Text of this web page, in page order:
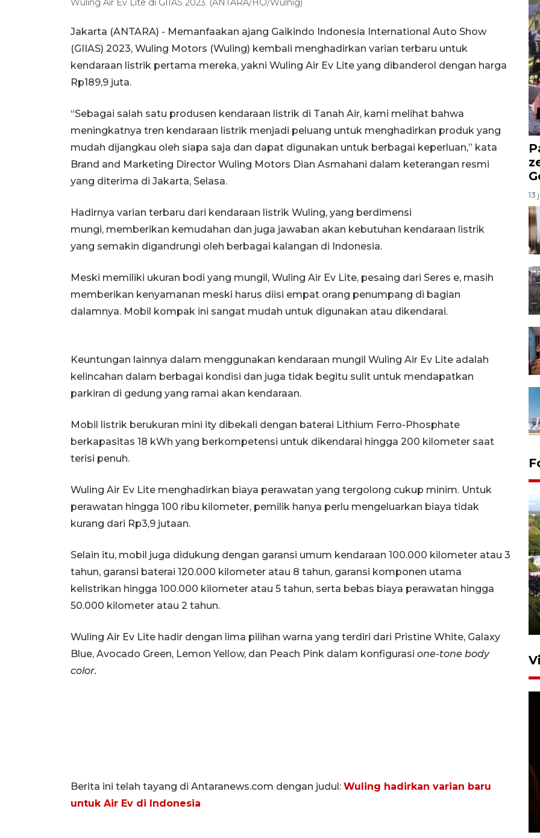
Wuling Air Ev Lite di GIIAS 2023. (ANTARA/HO/Wulnig)
Jakarta (ANTARA) - Memanfaakan ajang Gaikindo Indonesia International Auto Show
(GIIAS) 2023, Wuling Motors (Wuling) kembali menghadirkan varian terbaru untuk
kendaraan listrik pertama mereka, yakni Wuling Air Ev Lite yang dibanderol dengan harga
Rp189,9 juta.
“Sebagai salah satu produsen kendaraan listrik di Tanah Air, kami melihat bahwa
meningkatnya tren kendaraan listrik menjadi peluang untuk menghadirkan produk yang
mudah dijangkau oleh siapa saja dan dapat digunakan untuk berbagai keperluan,” kata
Brand and Marketing Director Wuling Motors Dian Asmahani dalam keterangan resmi
yang diterima di Jakarta, Selasa.
Hadirnya varian terbaru dari kendaraan listrik Wuling, yang berdimensi
mungi, memberikan kemudahan dan juga jawaban akan kebutuhan kendaraan listrik
yang semakin digandrungi oleh berbagai kalangan di Indonesia.
Meski memiliki ukuran bodi yang mungil, Wuling Air Ev Lite, pesaing dari Seres e, masih
memberikan kenyamanan meski harus diisi empat orang penumpang di bagian
dalamnya. Mobil kompak ini sangat mudah untuk digunakan atau dikendarai.
Keuntungan lainnya dalam menggunakan kendaraan mungil Wuling Air Ev Lite adalah
kelincahan dalam berbagai kondisi dan juga tidak begitu sulit untuk mendapatkan
parkiran di gedung yang ramai akan kendaraan.
Mobil listrik berukuran mini ity dibekali dengan baterai Lithium Ferro-Phosphate
berkapasitas 18 kWh yang berkompetensi untuk dikendarai hingga 200 kilometer saat
terisi penuh.
Wuling Air Ev Lite menghadirkan biaya perawatan yang tergolong cukup minim. Untuk
perawatan hingga 100 ribu kilometer, pemilik hanya perlu mengeluarkan biaya tidak
kurang dari Rp3,9 jutaan.
Selain itu, mobil juga didukung dengan garansi umum kendaraan 100.000 kilometer atau 3
tahun, garansi baterai 120.000 kilometer atau 8 tahun, garansi komponen utama
kelistrikan hingga 100.000 kilometer atau 5 tahun, serta bebas biaya perawatan hingga
50.000 kilometer atau 2 tahun.
Wuling Air Ev Lite hadir dengan lima pilihan warna yang terdiri dari Pristine White, Galaxy
Blue, Avocado Green, Lemon Yellow, dan Peach Pink dalam konfigurasi one-tone body
color.
Berita ini telah tayang di Antaranews.com dengan judul: Wuling hadirkan varian baru
untuk Air Ev di Indonesia
13
UPACARA HUT KE-78
REPUBLIK INDONESIA DI
kandungan gizi paket MBG